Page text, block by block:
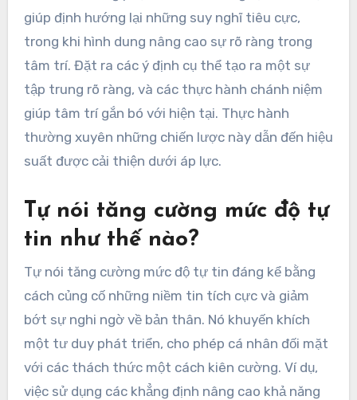
giúp định hướng lại những suy nghĩ tiêu cực,
trong khi hình dung nâng cao sự rõ ràng trong
tâm trí. Đặt ra các ý định cụ thể tạo ra một sự
tập trung rõ ràng, và các thực hành chánh niệm
giúp tâm trí gắn bó với hiện tại. Thực hành
thường xuyên những chiến lược này dẫn đến hiệu
suất được cải thiện dưới áp lực.
Tự nói tăng cường mức độ tự
tin như thế nào?
Tự nói tăng cường mức độ tự tin đáng kể bằng
cách củng cố những niềm tin tích cực và giảm
bớt sự nghi ngờ về bản thân. Nó khuyến khích
một tư duy phát triển, cho phép cá nhân đối mặt
với các thách thức một cách kiên cường. Ví dụ,
việc sử dụng các khẳng định nâng cao khả năng